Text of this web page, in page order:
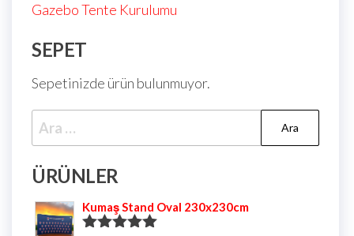
Gazebo Tente Kurulumu
SEPET
Sepetinizde ürün bulunmuyor.
ÜRÜNLER
Kumaş Stand Oval 230x230cm